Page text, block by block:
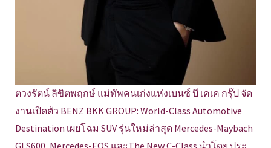
ตวงรัตน์ ลิขิตพฤกษ์ แม่ทัพคนเก่งแห่งเบนซ์ บี เคเค กรุ๊ป จัด
งานเปิดตัว BENZ BKK GROUP: World-Class Automotive
Destination เผยโฉม SUV รุ่นใหม่ล่าสุด Mercedes-Maybach